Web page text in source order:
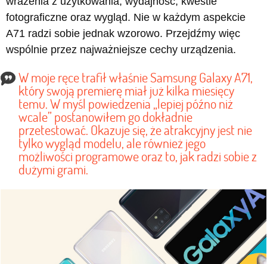
fotograficzne oraz wygląd. Nie w każdym aspekcie
A71 radzi sobie jednak wzorowo. Przejdźmy więc
wspólnie przez najważniejsze cechy urządzenia.
W moje ręce trafił właśnie Samsung Galaxy A71,
który swoją premierę miał już kilka miesięcy
temu. W myśl powiedzenia „lepiej późno niż
wcale” postanowiłem go dokładnie
przetestować. Okazuje się, że atrakcyjny jest nie
tylko wygląd modelu, ale również jego
możliwości programowe oraz to, jak radzi sobie z
dużymi grami.